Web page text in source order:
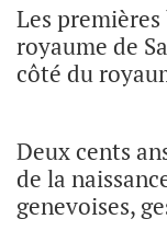
Les
royaume de
côté du
Deux cents
de la
genevoises,